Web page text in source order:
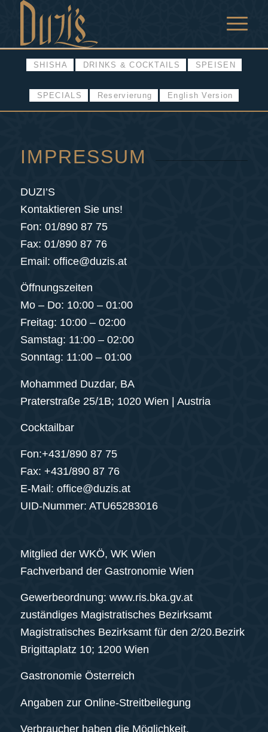
SHISHA DRINKS & COCKTAILS SPEISEN
SPECIALS Reservierung English Version
IMPRESSUM
DUZI’S
Kontaktieren Sie uns!
Fon: 01/890 87 75
Fax: 01/890 87 76
Email: office@duzis.at
Öffnungszeiten
Mo – Do: 10:00 – 01:00
Freitag: 10:00 – 02:00
Samstag: 11:00 – 02:00
Sonntag: 11:00 – 01:00
Mohammed Duzdar, BA
Praterstraße 25/1B; 1020 Wien | Austria
Cocktailbar
Fon:+431/890 87 75
Fax: +431/890 87 76
E-Mail: office@duzis.at
UID-Nummer: ATU65283016
Mitglied der WKÖ, WK Wien
Fachverband der Gastronomie Wien
Gewerbeordnung: www.ris.bka.gv.at
zuständiges Magistratisches Bezirksamt
Magistratisches Bezirksamt für den 2/20.Bezirk
Brigittaplatz 10; 1200 Wien
Gastronomie Österreich
Angaben zur Online-Streitbeilegung
Verbraucher haben die Möglichkeit,